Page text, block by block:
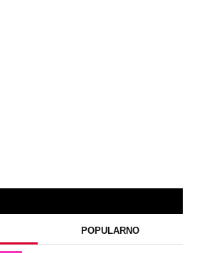
POPULARNO